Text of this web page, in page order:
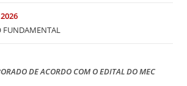
FUNDAMENTAL
DE ACORDO COM O EDITAL DO MEC